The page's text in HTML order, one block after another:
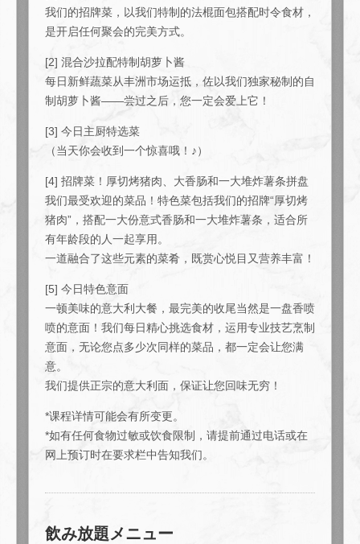
我们的招牌菜，以我们特制的法棍面包搭配时令食材，
是开启任何聚会的完美方式。
[2] 混合沙拉配特制胡萝卜酱
每日新鲜蔬菜从丰洲市场运抵，佐以我们独家秘制的自
制胡萝卜酱——尝过之后，您一定会爱上它！
[3] 今日主厨特选菜
（当天你会收到一个惊喜哦！♪）
[4] 招牌菜！厚切烤猪肉、大香肠和一大堆炸薯条拼盘
我们最受欢迎的菜品！特色菜包括我们的招牌“厚切烤
猪肉”，搭配一大份意式香肠和一大堆炸薯条，适合所
有年龄段的人一起享用。
一道融合了这些元素的菜肴，既赏心悦目又营养丰富！
[5] 今日特色意面
一顿美味的意大利大餐，最完美的收尾当然是一盘香喷
喷的意面！我们每日精心挑选食材，运用专业技艺烹制
意面，无论您点多少次同样的菜品，都一定会让您满
意。
我们提供正宗的意大利面，保证让您回味无穷！
*课程详情可能会有所变更。
*如有任何食物过敏或饮食限制，请提前通过电话或在
网上预订时在要求栏中告知我们。
飲み放題メニュー